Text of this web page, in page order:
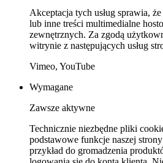
Akceptacja tych usług sprawia,
lub inne treści multimedialne
zewnętrznych. Za zgodą
witrynie z następujących usług
Vimeo, YouTube
Wymagane
Zawsze aktywne
Technicznie niezbędne pliki
podstawowe funkcje naszej
przykład do gromadzenia